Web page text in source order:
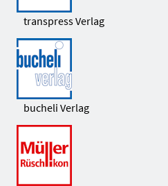
transpress Verlag
bucheli Verlag